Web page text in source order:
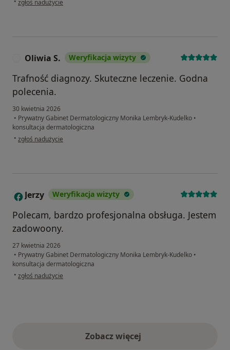
zgłoś nadużycie
Oliwia S. Weryfikacja wizyty
Trafność diagnozy. Skuteczne leczenie. Godna
polecenia.
30 kwietnia 2026
• Prywatny Gabinet Dermatologiczny Monika Lembryk-Kudelko •
konsultacja dermatologiczna
• w opinii użytkownika Oliwia S.
zgłoś nadużycie
J Jerzy Weryfikacja wizyty
Polecam, bardzo profesjonalna obsługa. Jestem
zadowoony.
27 kwietnia 2026
• Prywatny Gabinet Dermatologiczny Monika Lembryk-Kudelko •
konsultacja dermatologiczna
• w opinii użytkownika Jerzy
zgłoś nadużycie
Zobacz więcejopinie powyżej